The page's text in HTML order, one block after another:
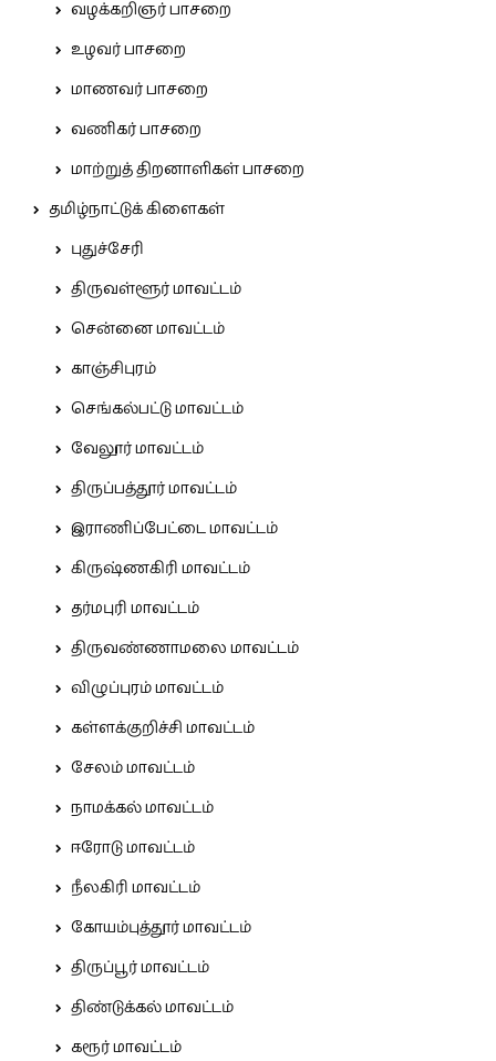
வழக்கறிஞர் பாசறை
உழவர் பாசறை
மாணவர் பாசறை
வணிகர் பாசறை
மாற்றுத் திறனாளிகள் பாசறை
தமிழ்நாட்டுக் கிளைகள்
புதுச்சேரி
திருவள்ளூர் மாவட்டம்
சென்னை மாவட்டம்
காஞ்சிபுரம்
செங்கல்பட்டு மாவட்டம்
வேலூர் மாவட்டம்
திருப்பத்தூர் மாவட்டம்
இராணிப்பேட்டை மாவட்டம்
கிருஷ்ணகிரி மாவட்டம்
தர்மபுரி மாவட்டம்
திருவண்ணாமலை மாவட்டம்
விழுப்புரம் மாவட்டம்
கள்ளக்குறிச்சி மாவட்டம்
சேலம் மாவட்டம்
நாமக்கல் மாவட்டம்
ஈரோடு மாவட்டம்
நீலகிரி மாவட்டம்
கோயம்புத்தூர் மாவட்டம்
திருப்பூர் மாவட்டம்
திண்டுக்கல் மாவட்டம்
கரூர் மாவட்டம்